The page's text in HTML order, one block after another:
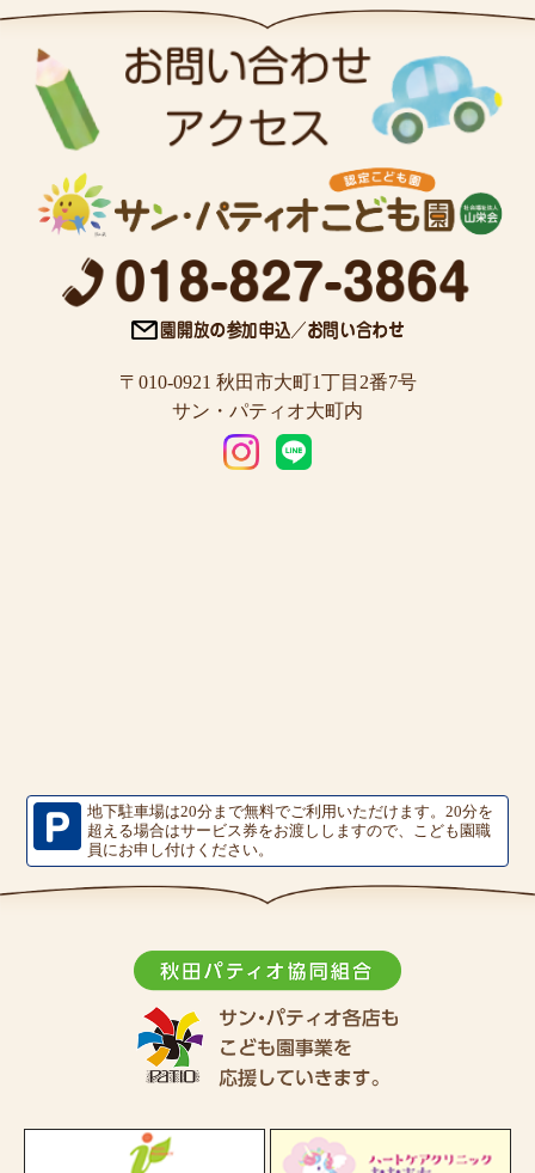
〒010-0921 秋田市大町1丁目2番7号
サン・パティオ大町内
地下駐車場は20分まで無料でご利用いただけます。20分を
超える場合はサービス券をお渡ししますので、こども園職
員にお申し付けください。